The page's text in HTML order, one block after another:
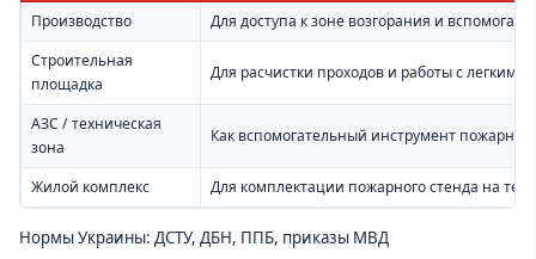
Производство
Для доступа к зоне возгорания и
Строительная
площадка
Для расчистки проходов и работы с легкими
АЗС / техническая
зона
Как вспомогательный инструмент
Жилой комплекс Для комплектации пожарного стенда на
Нормы Украины: ДСТУ, ДБН, ППБ, приказы МВД